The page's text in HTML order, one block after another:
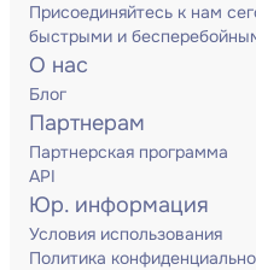
Присоединяйтесь к нам
быстрыми и
О нас
Блог
Партнерам
Партнерская программа
API
Юр. информация
Условия использования
Политика